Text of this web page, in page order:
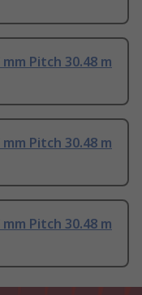
mm Pitch 30.48 m
mm Pitch 30.48 m
mm Pitch 30.48 m